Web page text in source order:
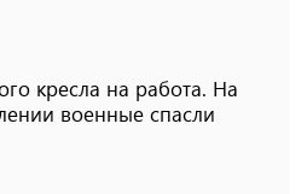
кресла на работа. На
военные спасли